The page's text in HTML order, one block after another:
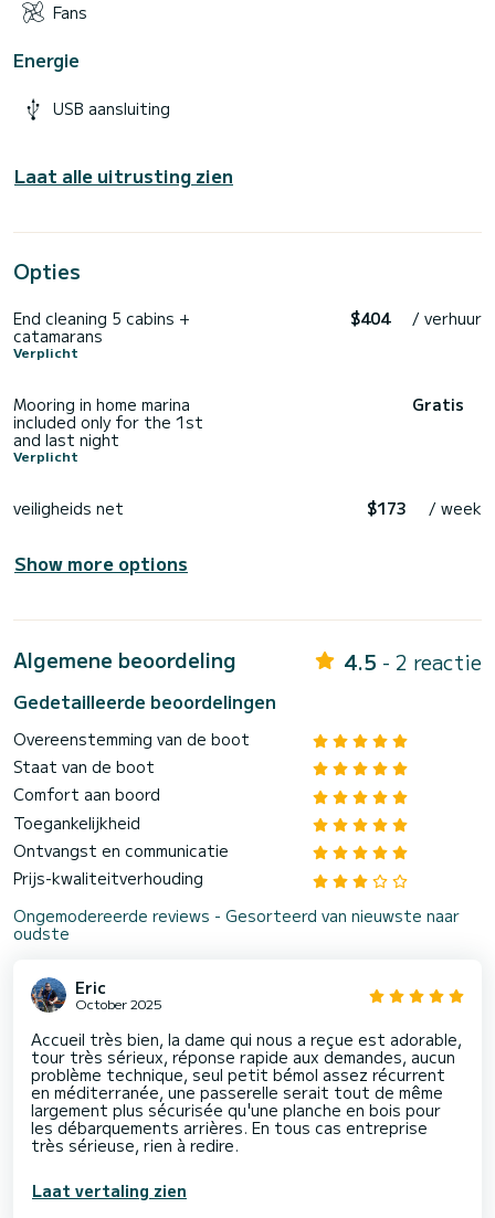
Fans
Energie
USB aansluiting
Laat alle uitrusting zien
Opties
End cleaning 5 cabins +
catamarans
Verplicht
$404 / verhuur
Mooring in home marina
included only for the 1st
and last night
Verplicht
Gratis
veiligheids net $173 / week
Show more options
Algemene beoordeling 4.5 - 2 reactie
Gedetailleerde beoordelingen
Overeenstemming van de boot
Staat van de boot
Comfort aan boord
Toegankelijkheid
Ontvangst en communicatie
Prijs-kwaliteitverhouding
Ongemodereerde reviews - Gesorteerd van nieuwste naar
oudste
Eric
October 2025
Accueil très bien, la dame qui nous a reçue est adorable,
tour très sérieux, réponse rapide aux demandes, aucun
problème technique, seul petit bémol assez récurrent
en méditerranée, une passerelle serait tout de même
largement plus sécurisée qu'une planche en bois pour
les débarquements arrières. En tous cas entreprise
très sérieuse, rien à redire.
Laat vertaling zien